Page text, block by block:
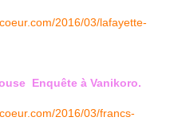
2016/03/lafayette-
Enquête à Vanikoro.
2016/03/francs-